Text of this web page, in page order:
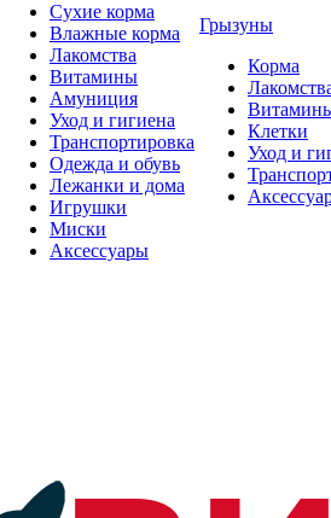
Сухие корма
Влажные корма
Лакомства
Витамины
Амуниция
Уход и гигиена
Транспортировка
Одежда и обувь
Лежанки и дома
Игрушки
Миски
Аксессуары
Грызуны
Корма
Клетки
Уход и